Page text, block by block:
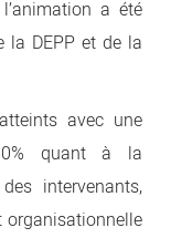
a été
la DEPP et de la
avec une
quant à la
intervenants,
organisationnelle